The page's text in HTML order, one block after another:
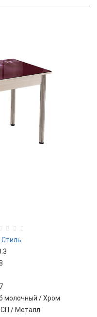
молочный / Хром
/ Металл